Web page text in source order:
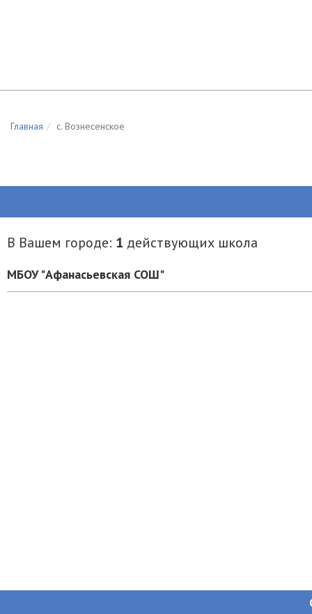
Главная c. Вознесенское
В Вашем городе: 1 действующих школа
МБОУ "Афанасьевская СОШ"